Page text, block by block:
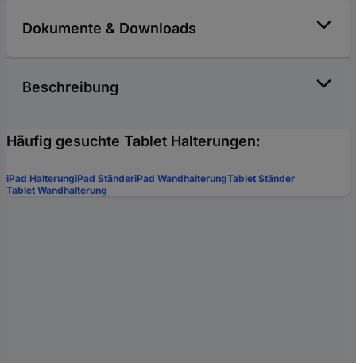
Dokumente & Downloads
Beschreibung
Häufig gesuchte Tablet Halterungen:
iPad HalterungiPad StänderiPad WandhalterungTablet Ständer
Tablet Wandhalterung